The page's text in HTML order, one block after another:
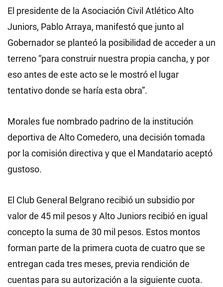
El presidente de la Asociación Civil Atlético Alto
Juniors, Pablo Arraya, manifestó que junto al
Gobernador se planteó la posibilidad de acceder a un
terreno “para construir nuestra propia cancha, y por
eso antes de este acto se le mostró el lugar
tentativo donde se haría esta obra”.
Morales fue nombrado padrino de la institución
deportiva de Alto Comedero, una decisión tomada
por la comisión directiva y que el Mandatario aceptó
gustoso.
El Club General Belgrano recibió un subsidio por
valor de 45 mil pesos y Alto Juniors recibió en igual
concepto la suma de 30 mil pesos. Estos montos
forman parte de la primera cuota de cuatro que se
entregan cada tres meses, previa rendición de
cuentas para su autorización a la siguiente cuota.